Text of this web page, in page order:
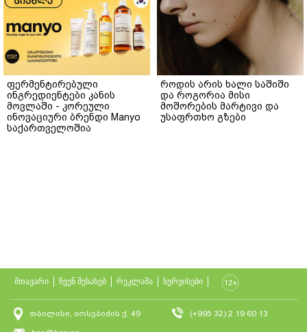
ფერმენტირებული
ინგრედიენტები კანის
მოვლაში - კორეული
ინოვაციური ბრენდი Manyo
საქართველოშია
როდის არის ხალი საშიში
და როგორია მისი
მოშორების მარტივი და
უსაფრთხო გზები
მთავარი ჩვენ შესახებ რეკლამა სერვისები
თბილისი, იოსებიძის ქ. 49
(+995 32) 2 19 60 13